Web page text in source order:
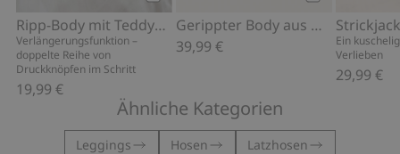
Kaufen
Ripp-Body mit Teddybär-Muster
Verlängerungsfunktion –
doppelte Reihe von
Druckknöpfen im Schritt
19,99 €
Gerippter Body aus Wolle
39,99 €
Ein
Verlieben
29,99 €
Ähnliche Kategorien
Leggings Hosen Latzhosen